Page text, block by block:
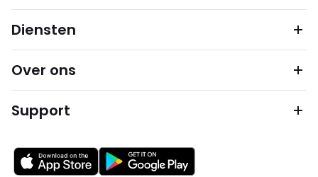
Diensten
Over ons
Support